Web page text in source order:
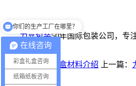
力嘉包装50年国际包装公司，专
0769-83456345
下一篇：包装纸盒材料介绍 上一篇：
在线咨询
彩盒礼盒咨询
纸箱纸板咨询
你们有提供设计吗？